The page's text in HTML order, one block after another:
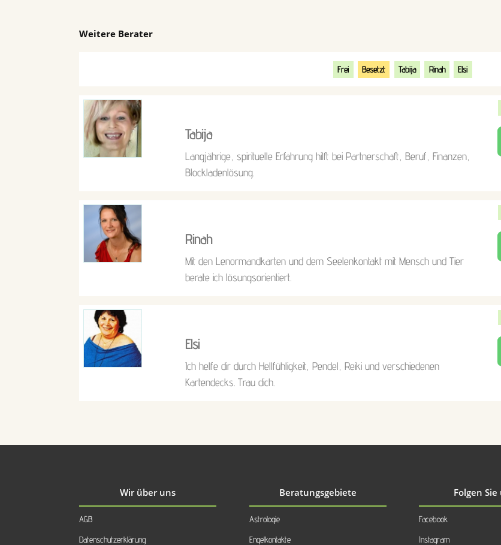
Weitere Berater
Frei Besetzt Tabija Rinah Elsi
Tabija
Langjährige, spirituelle Erfahrung hilft bei Partnerschaft, Beruf, Finanzen,
Blockladenlösung.
Rinah
Mit den Lenormandkarten und dem Seelenkontakt mit Mensch und Tier
berate ich lösungsorientiert.
Elsi
Ich helfe dir durch Hellfühligkeit, Pendel, Reiki und verschiedenen
Kartendecks. Trau dich.
Wir über uns
AGB
Datenschutzerklärung
Beratungsgebiete
Astrologie
Engelkontakte
Folgen
Facebook
Instagram